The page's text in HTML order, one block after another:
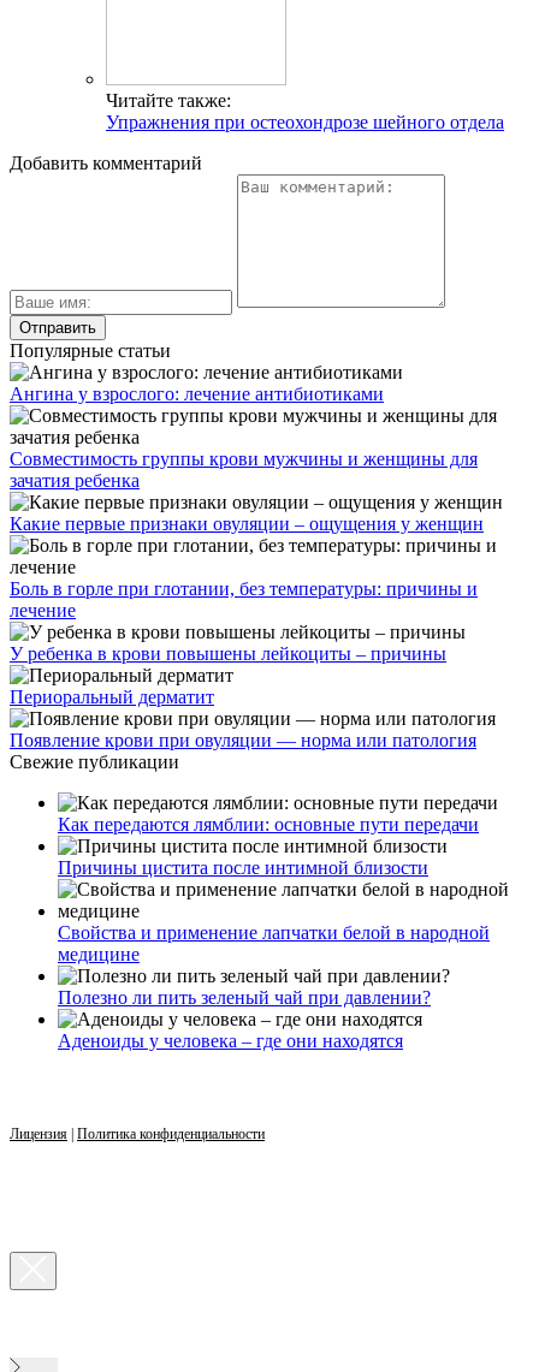
Читайте также:
Упражнения при остеохондрозе шейного отдела
Добавить комментарий
Популярные статьи
Ангина у взрослого: лечение антибиотиками
Совместимость группы крови мужчины и женщины для
зачатия ребенка
Какие первые признаки овуляции – ощущения у женщин
Боль в горле при глотании, без температуры: причины и
лечение
У ребенка в крови повышены лейкоциты – причины
Периоральный дерматит
Появление крови при овуляции — норма или патология
Свежие публикации
Как передаются лямблии: основные пути передачи
Причины цистита после интимной близости
Свойства и применение лапчатки белой в народной
медицине
Полезно ли пить зеленый чай при давлении?
Аденоиды у человека – где они находятся
Лицензия | Политика конфиденциальности